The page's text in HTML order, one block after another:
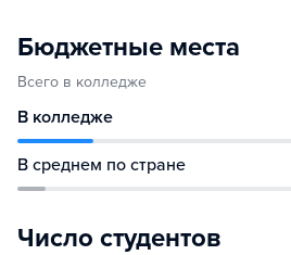
Бюджетные места
Всего в колледже
В колледже
В среднем по стране
Число студентов